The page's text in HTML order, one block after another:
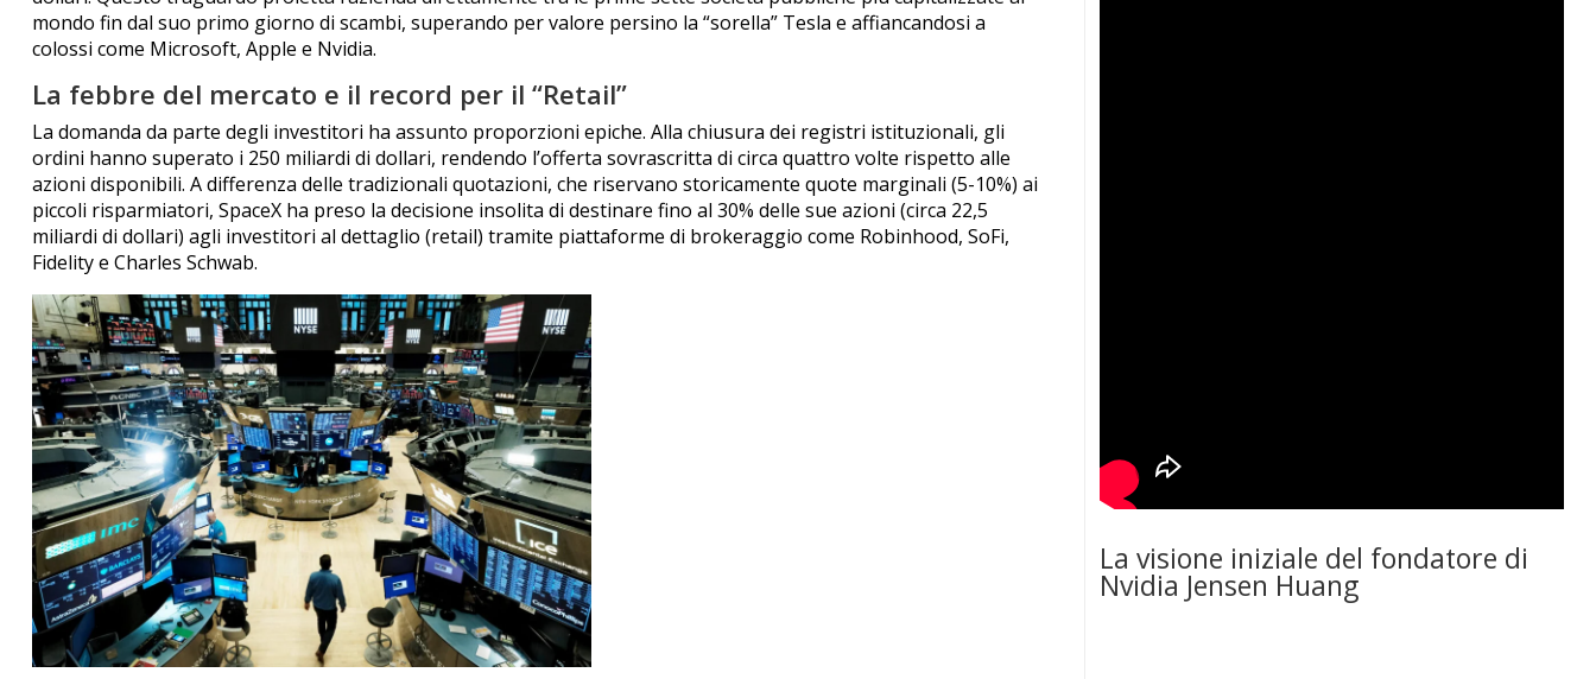
mondo fin dal suo primo giorno di scambi, superando per valore persino la “sorella” Tesla e affiancandosi a
colossi come Microsoft, Apple e Nvidia.
La febbre del mercato e il record per il “Retail”
La domanda da parte degli investitori ha assunto proporzioni epiche. Alla chiusura dei registri istituzionali, gli
ordini hanno superato i 250 miliardi di dollari, rendendo l’offerta sovrascritta di circa quattro volte rispetto alle
azioni disponibili. A differenza delle tradizionali quotazioni, che riservano storicamente quote marginali (5-10%) ai
piccoli risparmiatori, SpaceX ha preso la decisione insolita di destinare fino al 30% delle sue azioni (circa 22,5
miliardi di dollari) agli investitori al dettaglio (retail) tramite piattaforme di brokeraggio come Robinhood, SoFi,
Fidelity e Charles Schwab.
La visione iniziale del fondatore di
Nvidia Jensen Huang